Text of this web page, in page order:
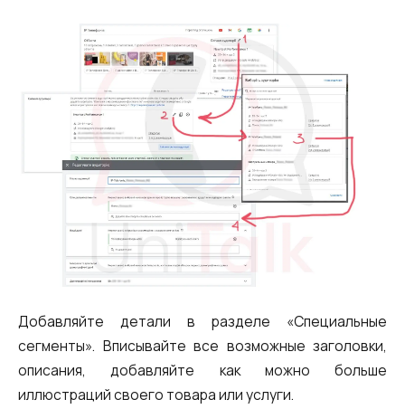
Добавляйте детали в разделе «Специальные
сегменты». Вписывайте все возможные заголовки,
описания, добавляйте как можно больше
иллюстраций своего товара или услуги.